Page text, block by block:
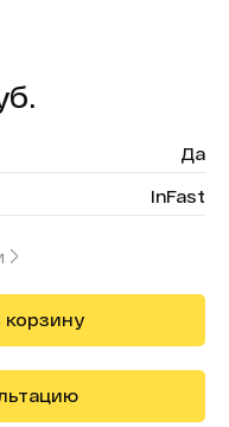
Да
InFast
корзину